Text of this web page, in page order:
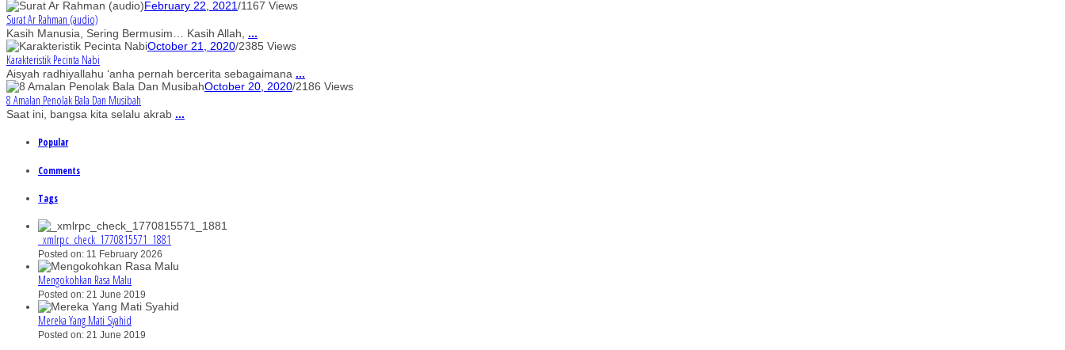
February 22, 2021/1167 Views
Surat Ar Rahman (audio)
Kasih Manusia, Sering Bermusim… Kasih Allah, ...
October 21, 2020/2385 Views
Karakteristik Pecinta Nabi
Aisyah radhiyallahu ‘anha pernah bercerita sebagaimana ...
October 20, 2020/2186 Views
8 Amalan Penolak Bala Dan Musibah
Saat ini, bangsa kita selalu akrab ...
Popular
Comments
Tags
_xmlrpc_check_1770815571_1881
Posted on: 11 February 2026
Mengokohkan Rasa Malu
Posted on: 21 June 2019
Mereka Yang Mati Syahid
Posted on: 21 June 2019